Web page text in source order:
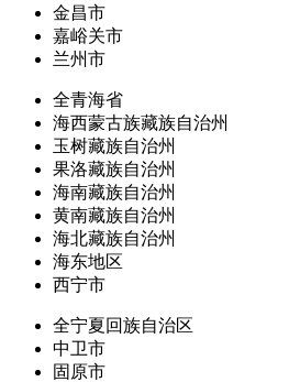
金昌市
嘉峪关市
兰州市
全青海省
海西蒙古族藏族自治州
玉树藏族自治州
果洛藏族自治州
海南藏族自治州
黄南藏族自治州
海北藏族自治州
海东地区
西宁市
全宁夏回族自治区
中卫市
固原市